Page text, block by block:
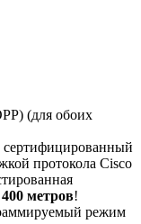
(для обоих
протокола Cisco
400 метров!
режим